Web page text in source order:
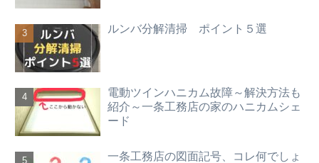
ルンバ分解清掃 ポイント５選
電動ツインハニカム故障～解決方法も
紹介～一条工務店の家のハニカムシェ
ード
一条工務店の図面記号、コレ何でしょ